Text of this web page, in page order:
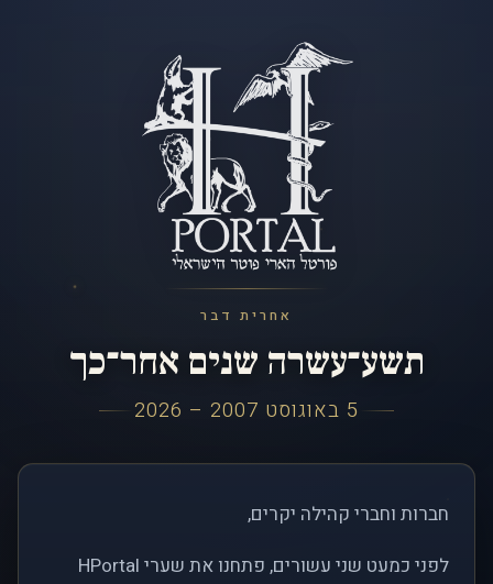
אחרית דבר
תשע־עשרה שנים אחר־כך
5 באוגוסט 2007 – 2026
חברות וחברי קהילה יקרים,
לפני כמעט שני עשורים, פתחנו את שערי HPortal